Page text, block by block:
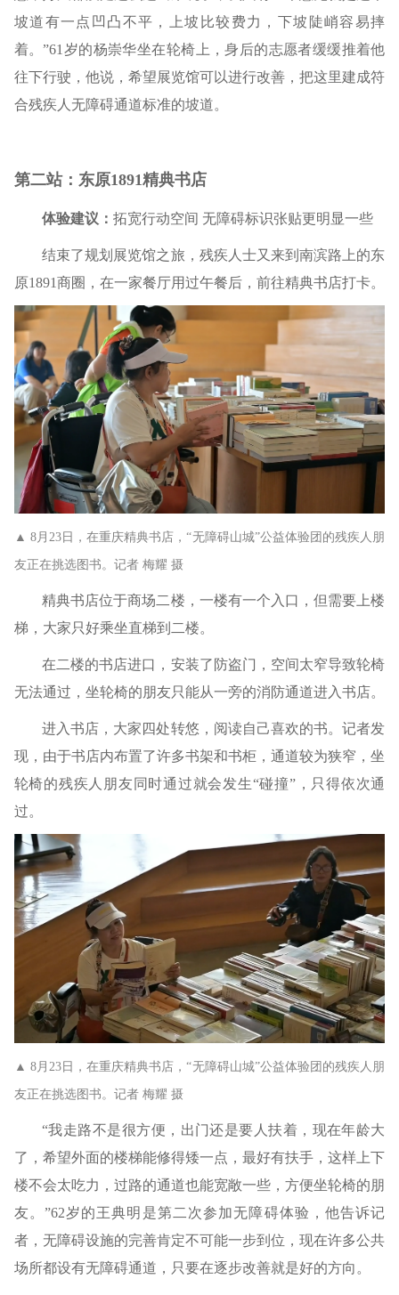
坡道有一点凹凸不平，上坡比较费力，下坡陡峭容易摔
着。”61岁的杨崇华坐在轮椅上，身后的志愿者缓缓推着他
往下行驶，他说，希望展览馆可以进行改善，把这里建成符
合残疾人无障碍通道标准的坡道。
第二站：东原1891精典书店
体验建议：拓宽行动空间 无障碍标识张贴更明显一些
结束了规划展览馆之旅，残疾人士又来到南滨路上的东
原1891商圈，在一家餐厅用过午餐后，前往精典书店打卡。
▲ 8月23日，在重庆精典书店，“无障碍山城”公益体验团的残疾人朋
友正在挑选图书。记者 梅耀 摄
精典书店位于商场二楼，一楼有一个入口，但需要上楼
梯，大家只好乘坐直梯到二楼。
在二楼的书店进口，安装了防盗门，空间太窄导致轮椅
无法通过，坐轮椅的朋友只能从一旁的消防通道进入书店。
进入书店，大家四处转悠，阅读自己喜欢的书。记者发
现，由于书店内布置了许多书架和书柜，通道较为狭窄，坐
轮椅的残疾人朋友同时通过就会发生“碰撞”，只得依次通
过。
▲ 8月23日，在重庆精典书店，“无障碍山城”公益体验团的残疾人朋
友正在挑选图书。记者 梅耀 摄
“我走路不是很方便，出门还是要人扶着，现在年龄大
了，希望外面的楼梯能修得矮一点，最好有扶手，这样上下
楼不会太吃力，过路的通道也能宽敞一些，方便坐轮椅的朋
友。”62岁的王典明是第二次参加无障碍体验，他告诉记
者，无障碍设施的完善肯定不可能一步到位，现在许多公共
场所都设有无障碍通道，只要在逐步改善就是好的方向。